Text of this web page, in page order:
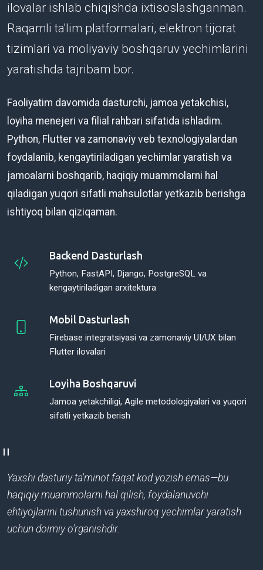
ilovalar ishlab chiqishda ixtisoslashganman.
Raqamli ta'lim platformalari, elektron tijorat
tizimlari va moliyaviy boshqaruv yechimlarini
yaratishda tajribam bor.
Faoliyatim davomida dasturchi, jamoa yetakchisi,
loyiha menejeri va filial rahbari sifatida ishladim.
Python, Flutter va zamonaviy veb texnologiyalardan
foydalanib, kengaytiriladigan yechimlar yaratish va
jamoalarni boshqarib, haqiqiy muammolarni hal
qiladigan yuqori sifatli mahsulotlar yetkazib berishga
ishtiyoq bilan qiziqaman.
Backend Dasturlash
Python, FastAPI, Django, PostgreSQL va
kengaytiriladigan arxitektura
Mobil Dasturlash
Firebase integratsiyasi va zamonaviy UI/UX bilan
Flutter ilovalari
Loyiha Boshqaruvi
Jamoa yetakchiligi, Agile metodologiyalari va yuqori
sifatli yetkazib berish
"Yaxshi dasturiy ta'minot faqat kod yozish emas—bu
haqiqiy muammolarni hal qilish, foydalanuvchi
ehtiyojlarini tushunish va yaxshiroq yechimlar yaratish
uchun doimiy o'rganishdir.